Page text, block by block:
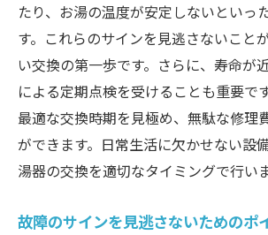
たり、お湯の温度が安定しないといっ
す。これらのサインを見逃さないこと
い交換の第一歩です。さらに、寿命が
による定期点検を受けることも重要で
最適な交換時期を見極め、無駄な修理
ができます。日常生活に欠かせない設
湯器の交換を適切なタイミングで行い
故障のサインを見逃さないためのポ